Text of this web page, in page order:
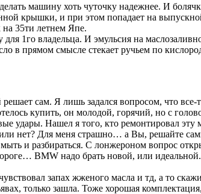
машину хоть чуточку надежнее. И
крышки, и при этом попадает на
на 35ти летнем Япе.
владельца. И эмульсия на
в прямом смысле стекает ручьем по
сам. Я лишь задался вопросом, что
купить, он молодой, горячий, но с
удары. Нашел я того, кто ремонтировал эту
нет? Для меня страшно… а Вы, решайте
и разбираться. С лонжероном вопрос
BMW надо брать новой, или
запах жженого масла и тд, а то
только зашла. Тоже хорошая